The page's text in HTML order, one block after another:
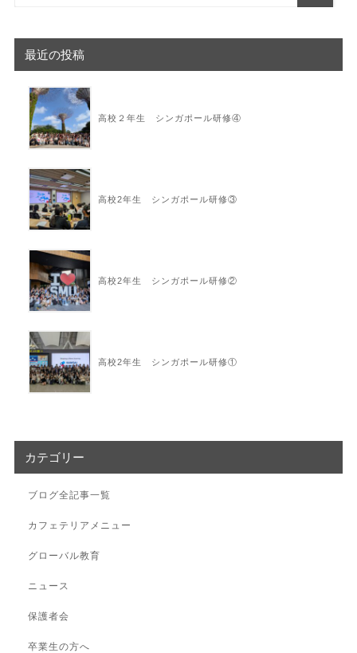
最近の投稿
高校２年生 シンガポール研修④
高校2年生 シンガポール研修③
高校2年生 シンガポール研修②
高校2年生 シンガポール研修①
カテゴリー
ブログ全記事一覧
カフェテリアメニュー
グローバル教育
ニュース
保護者会
卒業生の方へ